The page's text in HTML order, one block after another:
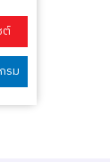
ต์
รม